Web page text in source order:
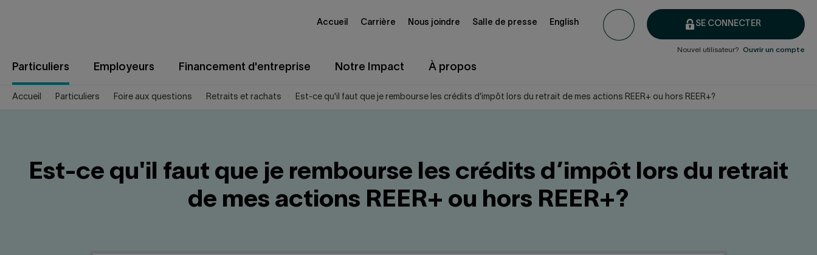
SE CONNECTER
Particuliers Employeurs Financement d'entreprise Notre Impact À propos
Nouvel utilisateur? Ouvrir un compte
Accueil Carrière Nous joindre Salle de presse English
Accueil Particuliers Foire aux questions Retraits et rachats Est-ce qu'il faut que je rembourse les crédits d’impôt lors du retrait de mes actions REER+ ou hors REER+?
Est-ce qu'il faut que je rembourse les crédits d’impôt lors du retrait
de mes actions REER+ ou hors REER+?